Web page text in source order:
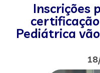
Inscrições
Pediátrica